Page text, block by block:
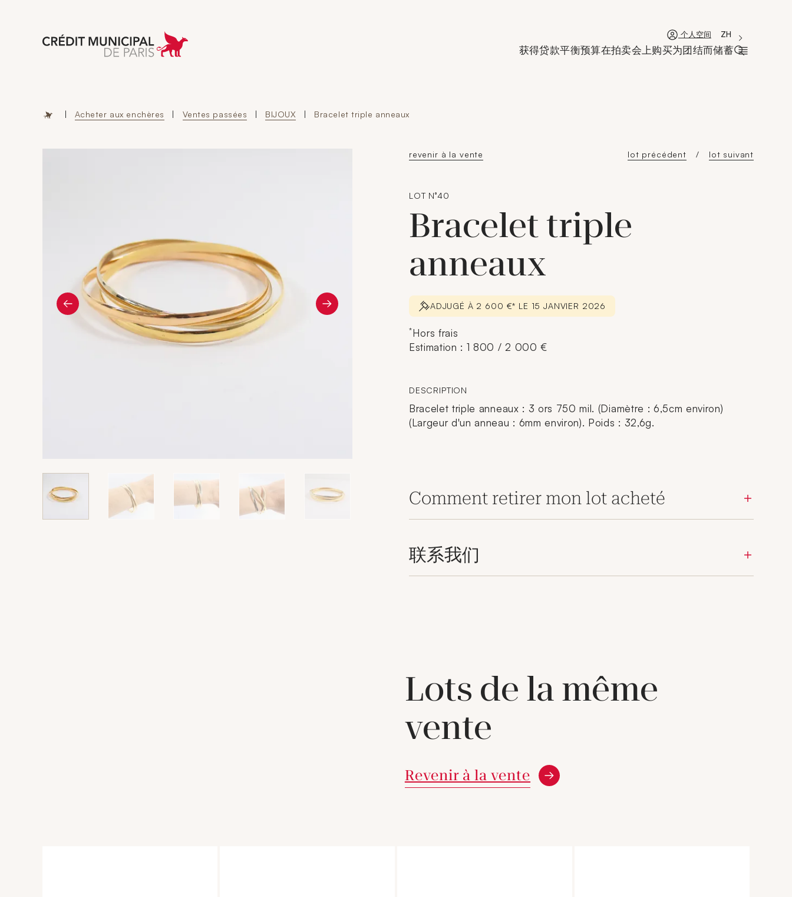
Aller à l'accueil de Crédit Municipal de Paris 新窗口个人空间 'Choisir une
La langue
ZH
获得贷款平衡预算在拍卖会上购买为团结而储蓄
| Acheter aux enchères | Ventes passées | BIJOUX | Bracelet triple anneaux
revenir à la vente lot précédent lot suivant
LOT N°40
Bracelet triple
anneaux
ADJUGÉ À 2 600 €* LE 15 JANVIER 2026
*Hors frais
Estimation : 1 800 / 2 000 €
DESCRIPTION
Bracelet triple anneaux : 3 ors 750 mil. (Diamètre : 6,5cm environ)
(Largeur d'un anneau : 6mm environ). Poids : 32,6g.
Comment retirer mon lot acheté
联系我们
Lots de la même
vente
Revenir à la vente